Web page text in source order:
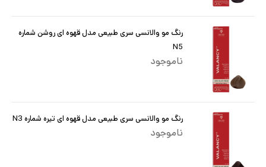
رنگ مو والانسی سری طبیعی مدل قهوه ای روشن شماره
N5
ناموجود
رنگ مو والانسی سری طبیعی مدل قهوه ای تیره شماره N3
ناموجود